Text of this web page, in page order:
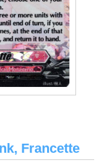
Francette